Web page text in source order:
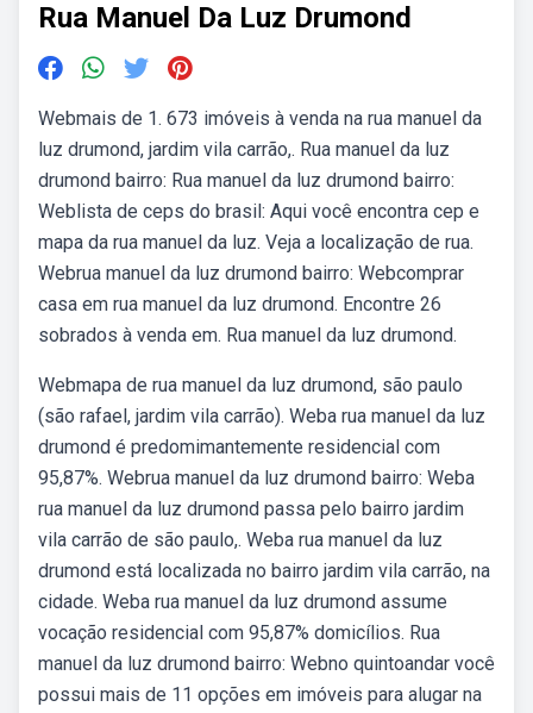
Rua Manuel Da Luz Drumond
Webmais de 1. 673 imóveis à venda na rua manuel da
luz drumond, jardim vila carrão,. Rua manuel da luz
drumond bairro: Rua manuel da luz drumond bairro:
Weblista de ceps do brasil: Aqui você encontra cep e
mapa da rua manuel da luz. Veja a localização de rua.
Webrua manuel da luz drumond bairro: Webcomprar
casa em rua manuel da luz drumond. Encontre 26
sobrados à venda em. Rua manuel da luz drumond.
Webmapa de rua manuel da luz drumond, são paulo
(são rafael, jardim vila carrão). Weba rua manuel da luz
drumond é predomimantemente residencial com
95,87%. Webrua manuel da luz drumond bairro: Weba
rua manuel da luz drumond passa pelo bairro jardim
vila carrão de são paulo,. Weba rua manuel da luz
drumond está localizada no bairro jardim vila carrão, na
cidade. Weba rua manuel da luz drumond assume
vocação residencial com 95,87% domicílios. Rua
manuel da luz drumond bairro: Webno quintoandar você
possui mais de 11 opções em imóveis para alugar na